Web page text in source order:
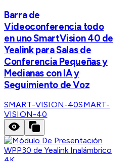
Barra de
Videoconferencia todo
en uno SmartVision 40 de
Yealink para Salas de
Conferencia Pequeñas y
Medianas con IA y
Seguimiento de Voz
SMART-VISION-40SMART-
VISION-40